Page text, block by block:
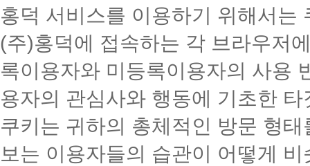
홍덕 서비스를 이용하기 위해서는
(주)홍덕에 접속하는 각 브라우저
록이용자와 미등록이용자의 사용
용자의 관심사와 행동에 기초한
쿠키는 귀하의 총체적인 방문 형
보는 이용자들의 습관이 어떻게